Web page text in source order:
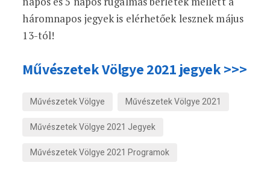
háromnapos jegyek is elérhetőek lesznek május
13-tól!
Művészetek Völgye 2021 jegyek >>>
Művészetek Völgye
Művészetek Völgye 2021
Művészetek Völgye 2021 Jegyek
Művészetek Völgye 2021 Programok